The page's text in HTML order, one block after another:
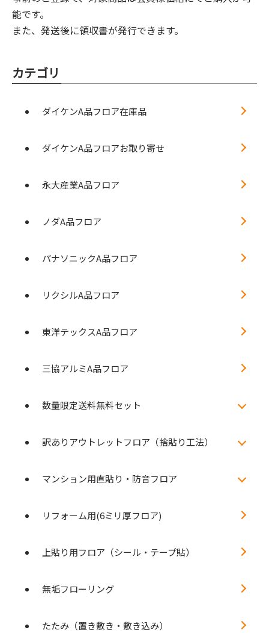
能です。
また、発送後に領収書が発行できます。
カテゴリ
ダイケンA品フロア在庫品
ダイケンA品フロアお取り寄せ
永大産業A品フロア
ノダA品フロア
パナソニックA品フロア
リクシルA品フロア
東洋テックスA品フロア
三協アルミA品フロア
数量限定送料無料セット
訳ありアウトレットフロア（捨貼り工法）
マンション用直貼り・防音フロア
リフォーム用(6ミリ厚フロア)
上貼り用フロア（シール・テープ貼）
無垢フローリング
たたみ（置き敷き・敷き込み）